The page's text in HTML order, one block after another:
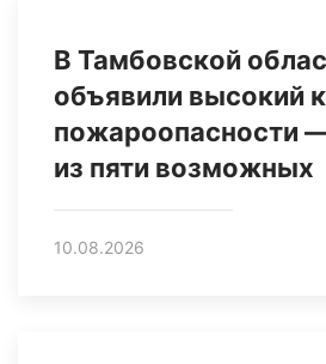
В Тамбовской
объявили высокий
пожароопасности
из пяти возможных
10.08.2026